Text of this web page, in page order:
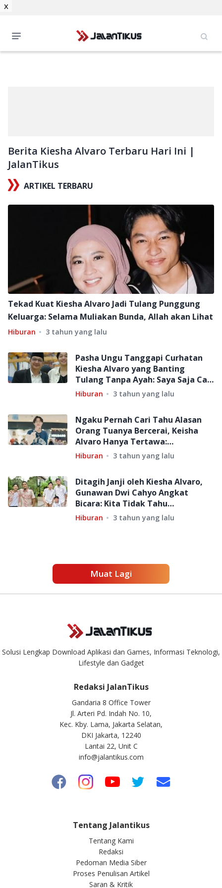
Berita Kiesha Alvaro Terbaru Hari Ini |
JalanTikus
ARTIKEL TERBARU
Tekad Kuat Kiesha Alvaro Jadi Tulang Punggung
Keluarga: Selama Muliakan Bunda, Allah akan Lihat
Hiburan 3 tahun yang lalu
Pasha Ungu Tanggapi Curhatan
Kiesha Alvaro yang Banting
Tulang Tanpa Ayah: Saya Saja Cari
Duit dari Usia 18 Tahun
Hiburan 3 tahun yang lalu
Ngaku Pernah Cari Tahu Alasan
Orang Tuanya Bercerai, Keisha
Alvaro Hanya Tertawa:
Jawabannya Beda
Hiburan 3 tahun yang lalu
Ditagih Janji oleh Kiesha Alvaro,
Gunawan Dwi Cahyo Angkat
Bicara: Kita Tidak Tahu
Bagaimana ke Depannya
Hiburan 3 tahun yang lalu
Muat Lagi
x
Solusi Lengkap Download Aplikasi dan Games, Informasi Teknologi,
Lifestyle dan Gadget
Redaksi JalanTikus
Gandaria 8 Office Tower
Jl. Arteri Pd. Indah No. 10,
Kec. Kby. Lama, Jakarta Selatan,
DKI Jakarta, 12240
Lantai 22, Unit C
info@jalantikus.com
Tentang Jalantikus
Tentang Kami
Redaksi
Pedoman Media Siber
Proses Penulisan Artikel
Saran & Kritik